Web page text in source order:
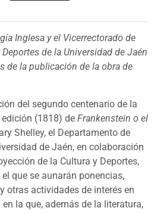
Inglesa y el Vicerrectorado de
de la Universidad de Jaén
de la publicación de la obra de
del segundo centenario de la
(1818) de Frankenstein o el
Shelley, el Departamento de
de Jaén, en colaboración
de la Cultura y Deportes,
que se aunarán ponencias,
otras actividades de interés en
la que, además de la literatura,